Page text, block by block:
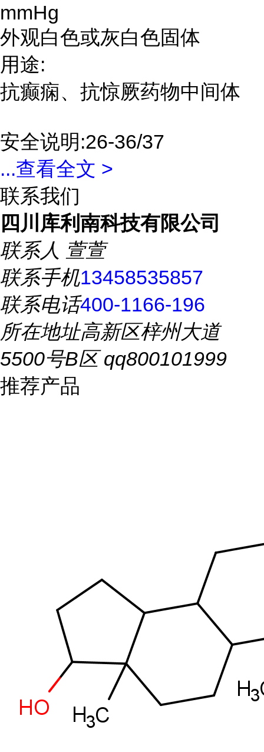
mmHg
外观白色或灰白色固体
用途:
抗癫痫、抗惊厥药物中间体
安全说明:26-36/37
...查看全文 >
联系我们
四川库利南科技有限公司
联系人 萱萱
联系手机13458535857
联系电话400-1166-196
所在地址高新区梓州大道
5500号B区 qq800101999
推荐产品